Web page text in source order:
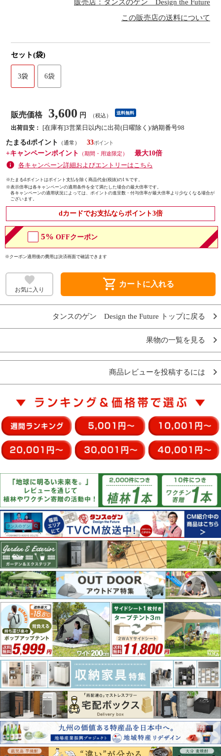
販売店：タンスのゲン Design the Future
この販売店の送料について
セット(袋)
3袋 6袋
販売価格 3,600 円 （税込） 送料無料
出荷目安：
[在庫有]3営業日以内に出荷(日曜除く)/納期番号98
たまるdポイント
（通常）
33
+キャンペーンポイント
（期間・用途限定）
最大10倍
各キャンペーン詳細およびエントリーはこちら
※たまるdポイントはポイント支払を除く商品代金(税抜)の1％です。
※表示倍率は各キャンペーンの適用条件を全て満たした場合の最大倍率です。
各キャンペーンの適用状況によっては、ポイントの進呈数・付与倍率が最大倍率より少なくなる場合が
ございます。
dカードでお支払ならポイント3倍
5% OFFクーポン
※クーポン適用後の費用は決済画面で確認できます
お気に入り shopping_cart カートに入れる
タンスのゲン Design the Future トップに戻る
果物の一覧を見る
商品レビューを投稿するには